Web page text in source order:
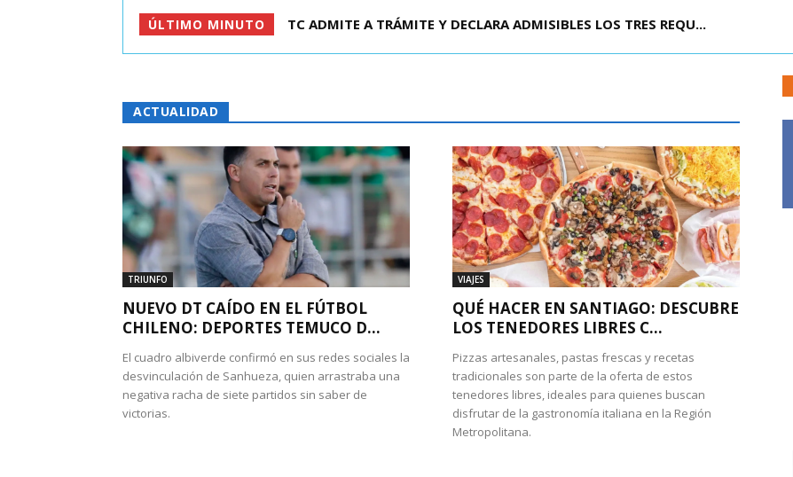
ÚLTIMO MINUTO EXDIPUTADO LAVÍN SALIÓ DE CAPITÁN YÁBER DESPUÉS DE 90 ...
TC ADMITE A TRÁMITE Y DECLARA ADMISIBLES LOS TRES REQU...
ACTUALIDAD
TRIUNFO
NUEVO DT CAÍDO EN EL FÚTBOL
CHILENO: DEPORTES TEMUCO D...
El cuadro albiverde confirmó en sus redes sociales la
desvinculación de Sanhueza, quien arrastraba una
negativa racha de siete partidos sin saber de
victorias.
VIAJES
QUÉ HACER EN SANTIAGO: DESCUBRE
LOS TENEDORES LIBRES C...
Pizzas artesanales, pastas frescas y recetas
tradicionales son parte de la oferta de estos
tenedores libres, ideales para quienes buscan
disfrutar de la gastronomía italiana en la Región
Metropolitana.